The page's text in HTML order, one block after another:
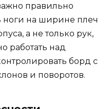
правильно
ноги на ширине плеч
а не только рук,
работать над
борд с
и поворотов.